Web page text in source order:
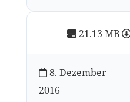
21.13 MB
8. Dezember
2016